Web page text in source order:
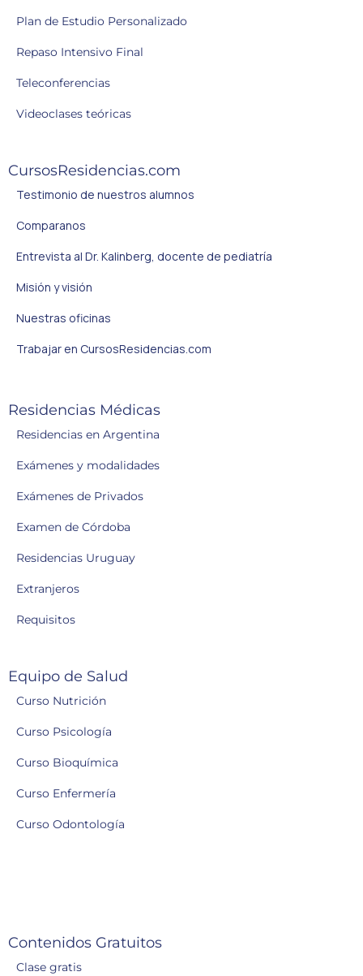
Plan de Estudio Personalizado
Repaso Intensivo Final
Teleconferencias
Videoclases teóricas
CursosResidencias.com
Testimonio de nuestros alumnos
Comparanos
Entrevista al Dr. Kalinberg, docente de pediatría
Misión y visión
Nuestras oficinas
Trabajar en CursosResidencias.com
Residencias Médicas
Residencias en Argentina
Exámenes y modalidades
Exámenes de Privados
Examen de Córdoba
Residencias Uruguay
Extranjeros
Requisitos
Equipo de Salud
Curso Nutrición
Curso Psicología
Curso Bioquímica
Curso Enfermería
Curso Odontología
Contenidos Gratuitos
Clase gratis